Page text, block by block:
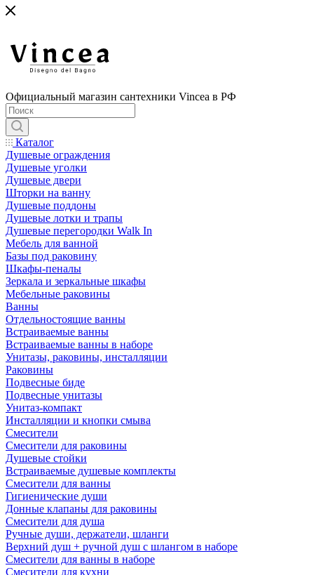
Официальный магазин сантехники Vincea в РФ
Каталог
Душевые ограждения
Душевые уголки
Душевые двери
Шторки на ванну
Душевые поддоны
Душевые лотки и трапы
Душевые перегородки Walk In
Мебель для ванной
Базы под раковину
Шкафы-пеналы
Зеркала и зеркальные шкафы
Мебельные раковины
Ванны
Отдельностоящие ванны
Встраиваемые ванны
Встраиваемые ванны в наборе
Унитазы, раковины, инсталляции
Раковины
Подвесные биде
Подвесные унитазы
Унитаз-компакт
Инсталляции и кнопки смыва
Смесители
Смесители для раковины
Душевые стойки
Встраиваемые душевые комплекты
Смесители для ванны
Гигиенические души
Донные клапаны для раковины
Смесители для душа
Ручные души, держатели, шланги
Верхний душ + ручной душ с шлангом в наборе
Смесители для ванны в наборе
Смесители для кухни